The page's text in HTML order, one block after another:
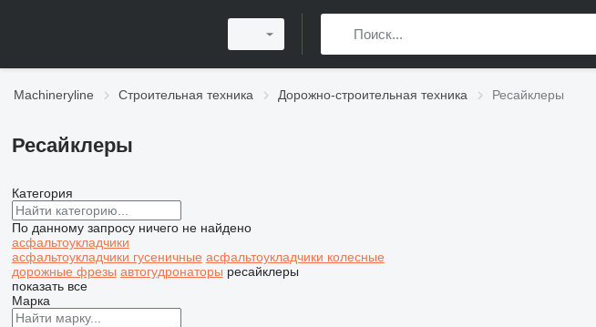
Machineryline Строительная техника Дорожно-строительная техника Ресайклеры
Ресайклеры
Категория
По данному запросу ничего не найдено
асфальтоукладчики
асфальтоукладчики гусеничные асфальтоукладчики колесные
дорожные фрезы автогудронаторы ресайклеры
показать все
Марка